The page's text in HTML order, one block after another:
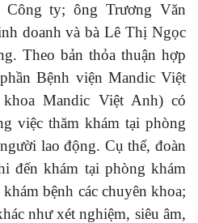
Công ty; ông Trương Văn
doanh và bà Lê Thị Ngọc
Theo bản thỏa thuận hợp
Bệnh viện Mandic Việt
Mandic Việt Anh) có
việc thăm khám tại phòng
lao động. Cụ thể, đoàn
đến khám tại phòng khám
bệnh các chuyên khoa;
như xét nghiệm, siêu âm,